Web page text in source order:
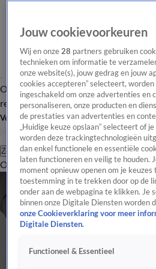
Overzicht Laatste nieuws Regionieuws
redactie
Volg Hart van Nederland
Zoeken
OverzichtRegioUitzendingenWeer
Jouw cookievoorkeuren
Wij en onze28 partners gebruiken
technieken om informatie te
onze website(s), jouw gedrag en jouw
cookies accepteren” selecteert,
ingeschakeld om onze advertenties en
personaliseren, onze producten en
de prestaties van advertenties en
„Huidige keuze opslaan” selecteert of
worden deze trackingtechnologieën
dan enkel functionele en essentiële
laten functioneren en veilig te houden.
moment opnieuw openen om je keuzes
toestemming in te trekken door op de
onder aan de webpagina te klikken. Je
binnen onze Digitale Diensten worden
onze Cookieverklaring voor meer
Digitale Diensten.
Functioneel & Essentieel